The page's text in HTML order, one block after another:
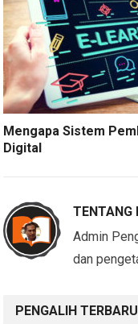
Mengapa Sistem
Digital
TENTANG
Admin
dan
PENGALIH TERBARU